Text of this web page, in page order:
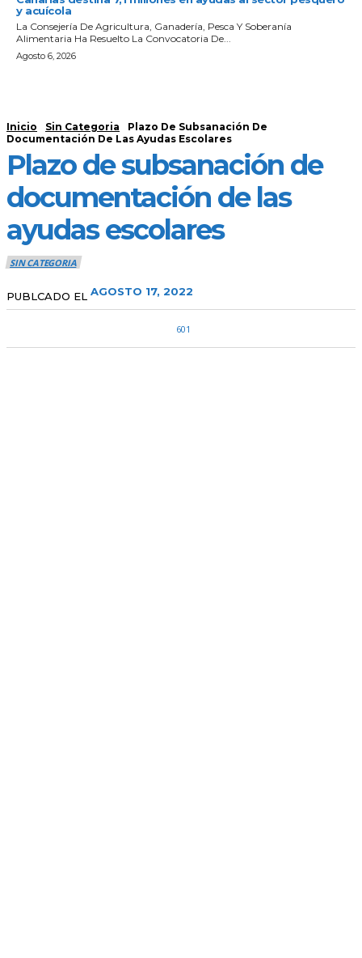
y acuícola
La Consejería De Agricultura, Ganadería, Pesca Y Soberanía
Alimentaria Ha Resuelto La Convocatoria De...
Agosto 6, 2026